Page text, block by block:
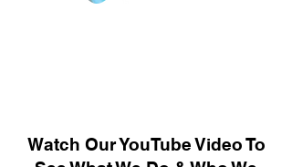
Watch Our YouTube Video To